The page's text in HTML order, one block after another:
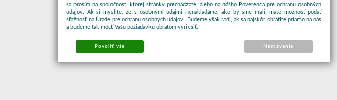
sa prosím na spoločnosť, ktorej stránky prechádzate, alebo na nášho Poverenca pre ochranu osobných
údajov. Ak si myslíte, že s osobnými údajmi nenakladáme, ako by sme mali, máte možnosť podať
sťažnosť na Úrade pre ochranu osobných údajov. Budeme však radi, ak sa najskôr obrátite priamo na nás
a budeme tak môcť Vašu požiadavku obratom vyriešiť.
Povoliť vše Nastavenie